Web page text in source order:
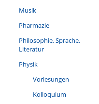
Musik
Pharmazie
Philosophie, Sprache,
Literatur
Physik
Vorlesungen
Kolloquium